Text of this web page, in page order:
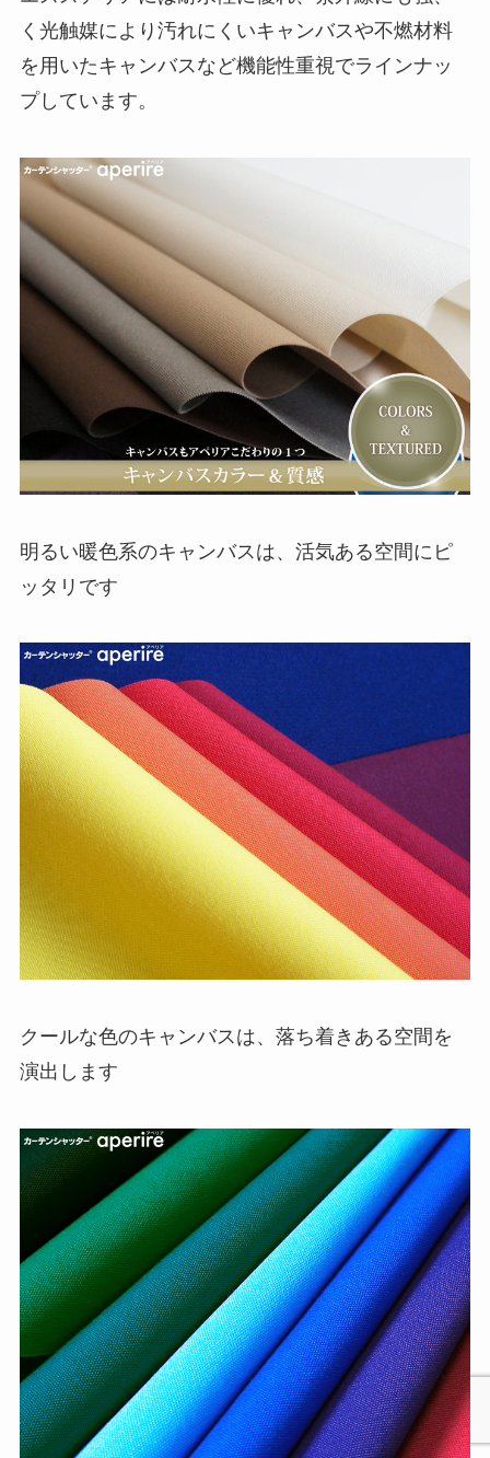
く光触媒により汚れにくいキャンバスや不燃材料
を用いたキャンバスなど機能性重視でラインナッ
プしています。
明るい暖色系のキャンバスは、活気ある空間にピ
ッタリです
クールな色のキャンバスは、落ち着きある空間を
演出します